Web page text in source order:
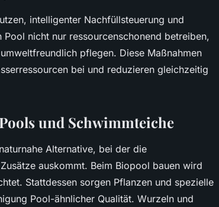
intelligenter Nachfüllsteuerung und
nicht nur ressourcenschonend betreiben,
pflegen. Diese Maßnahmen
bei und reduzieren gleichzeitig
und Schwimmteiche
Alternative, bei der die
auskommt. Beim Biopool bauen wird
Stattdessen sorgen Pflanzen und spezielle
Pool-ähnlicher Qualität. Wurzeln und